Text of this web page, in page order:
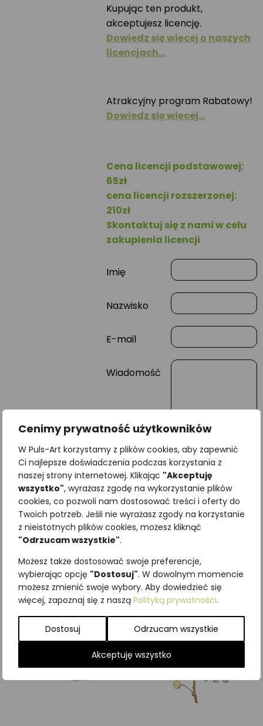
Cenimy prywatność użytkowników
W Puls-Art korzystamy z plików cookies, aby zapewnić
Ci najlepsze doświadczenia podczas korzystania z
naszej strony internetowej. Klikając "Akceptuję
wszystko", wyrażasz zgodę na wykorzystanie plików
cookies, co pozwoli nam dostosować treści i oferty do
Twoich potrzeb. Jeśli nie wyrażasz zgody na korzystanie
z nieistotnych plików cookies, możesz kliknąć
"Odrzucam wszystkie".
Możesz także dostosować swoje preferencje,
wybierając opcję "Dostosuj". W dowolnym momencie
możesz zmienić swoje wybory. Aby dowiedzieć się
więcej, zapoznaj się z naszą Polityką prywatności.
Dostosuj Odrzucam wszystkie
Akceptuję wszystko
Kupując ten produkt,
akceptujesz licencję.
Dowiedz się więcej o naszych
licencjach…
Atrakcyjny program Rabatowy!
Dowiedz się więcej…
Cena licencji podstawowej:
65zł
cena licencji rozszerzonej:
210zł
Skontaktuj się z nami w celu
zakupienia licencji
Imię
Nazwisko
E-mail
Wiadomość
Najniższa cena z ostatnich 30
dni:65,00zł
SKU:
Podobne produkty